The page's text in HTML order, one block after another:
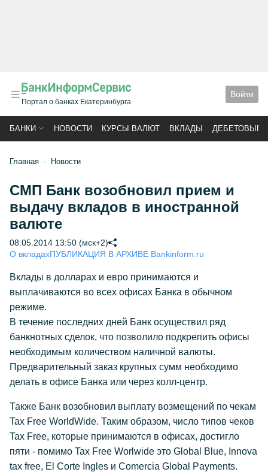
Портал о банках Екатеринбурга
Войти
БАНКИ НОВОСТИ КУРСЫ ВАЛЮТ ВКЛАДЫ ДЕБЕТОВЫЕ
Главная Новости
СМП Банк возобновил прием и
выдачу вкладов в иностранной
валюте
08.05.2014 13:50 (мск+2)
О вкладахПУБЛИКАЦИЯ В АРХИВЕ Bankinform.ru
Вклады в долларах и евро принимаются и
выплачиваются во всех офисах Банка в обычном
режиме.
В течение последних дней Банк осуществил ряд
банкнотных сделок, что позволило подкрепить офисы
необходимым количеством наличной валюты.
Предварительный заказ крупных сумм необходимо
делать в офисе Банка или через колл-центр.
Также Банк возобновил выплату возмещений по чекам
Tax Free WorldWide. Таким образом, число типов чеков
Tax Free, которые принимаются в офисах, достигло
пяти - помимо Tax Free Worlwide это Global Blue, Innova
tax free, El Corte Ingles и Comercia Global Payments.